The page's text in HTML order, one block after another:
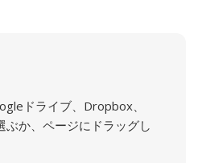
ドライブ、Dropbox、
ぶか、ページにドラッグし